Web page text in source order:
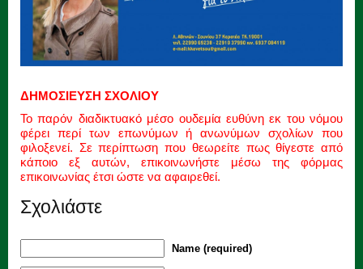
ΔΗΜΟΣΙΕΥΣΗ ΣΧΟΛΙΟΥ
Το παρόν διαδικτυακό μέσο ουδεμία ευθύνη εκ του νόμου
φέρει περί των επωνύμων ή ανωνύμων σχολίων που
φιλοξενεί. Σε περίπτωση που θεωρείτε πως θίγεστε από
κάποιο εξ αυτών, επικοινωνήστε μέσω της φόρμας
επικοινωνίας έτσι ώστε να αφαιρεθεί.
Σχολιάστε
Name (required)